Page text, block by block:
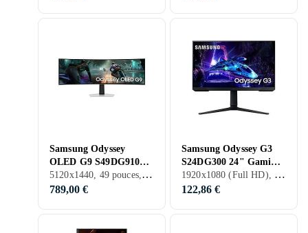
Samsung Odyssey
OLED G9 S49DG910
49" Ultrawide Curved
Gaming Dual QHD
5120x1440, 49 pouces, OLED, 144 Hz
789,00 €
Samsung Odyssey G3
S24DG300 24" Gaming
Full HD VA 180Hz
1920x1080 (Full HD), 24 pouces, LCD, 180 Hz
122,86 €